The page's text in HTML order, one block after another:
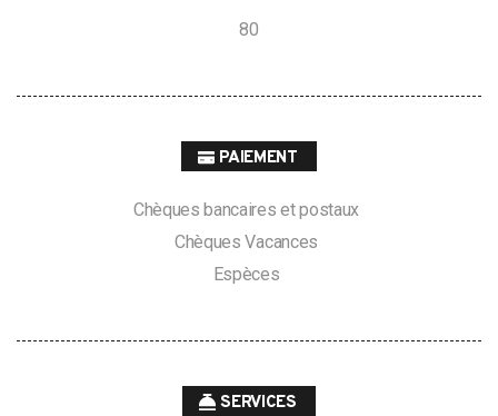
80
PAIEMENT
Chèques bancaires et postaux
Chèques Vacances
Espèces
SERVICES